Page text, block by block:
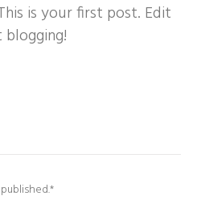
is your first post. Edit
*